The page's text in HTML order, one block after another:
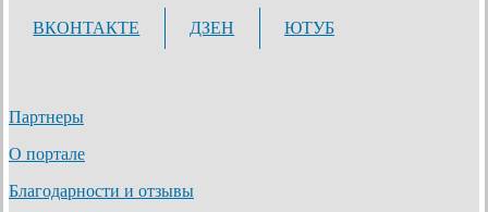
ВКОНТАКТЕ ДЗЕН ЮТУБ
Партнеры
О портале
Благодарности и отзывы